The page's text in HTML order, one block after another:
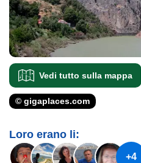
Vedi tutto sulla mappa
© gigaplaces.com
Loro erano li:
+4